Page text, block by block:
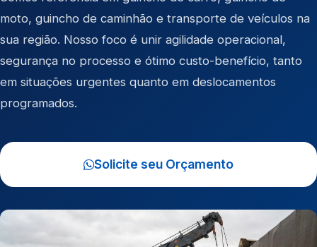
moto, guincho de caminhão e transporte de veículos na
sua região. Nosso foco é unir agilidade operacional,
segurança no processo e ótimo custo-benefício, tanto
em situações urgentes quanto em deslocamentos
programados.
Solicite seu Orçamento